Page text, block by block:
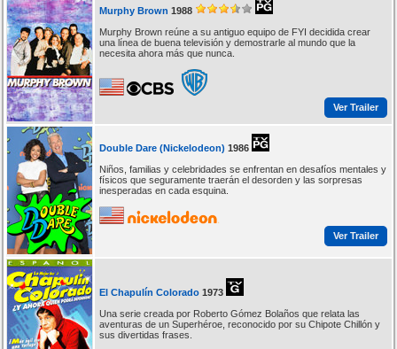
Murphy Brown 1988
Murphy Brown reúne a su antiguo equipo de FYI decidida crear
una línea de buena televisión y demostrarle al mundo que la
necesita ahora más que nunca.
Ver Trailer
Double Dare (Nickelodeon) 1986
Niños, familias y celebridades se enfrentan en desafíos mentales y
físicos que seguramente traerán el desorden y las sorpresas
inesperadas en cada esquina.
Ver Trailer
El Chapulín Colorado 1973
Una serie creada por Roberto Gómez Bolaños que relata las
aventuras de un Superhéroe, reconocido por su Chipote Chillón y
sus divertidas frases.